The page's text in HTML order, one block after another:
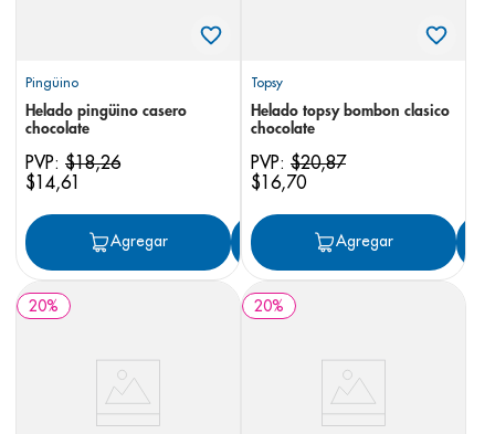
Pingüino
Helado pingüino casero
chocolate
PVP: $18,26
$14,61
Agregar Agregar
Topsy
Helado topsy bombon clasico
chocolate
PVP: $20,87
$16,70
Agregar
20% 20%